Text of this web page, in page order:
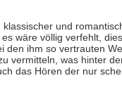
und
wäre völlig verfehlt,
den ihm so vertrauten
vermitteln, was hinter
das Hören der nur